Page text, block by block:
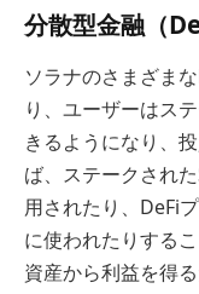
分散型金融（
ソラナのさまざま
り、ユーザーはス
きるようになり、
ば、ステークされ
用されたり、DeFi
に使われたりする
資産から利益を得